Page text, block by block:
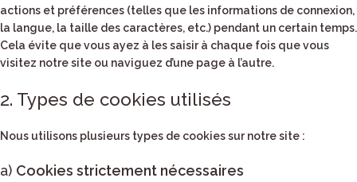
actions et préférences (telles que les informations de connexion,
la langue, la taille des caractères, etc.) pendant un certain temps.
Cela évite que vous ayez à les saisir à chaque fois que vous
visitez notre site ou naviguez d’une page à l’autre.
2. Types de cookies utilisés
Nous utilisons plusieurs types de cookies sur notre site :
a) Cookies strictement nécessaires